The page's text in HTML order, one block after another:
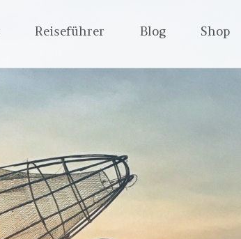
Reiseführer Blog Shop